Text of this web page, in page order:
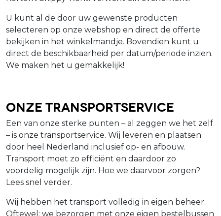
U kunt al de door uw gewenste producten
selecteren op onze webshop en direct de offerte
bekijken in het winkelmandje. Bovendien kunt u
direct de beschikbaarheid per datum/periode inzien.
We maken het u gemakkelijk!
Onze Transportservice
Een van onze sterke punten – al zeggen we het zelf
– is onze transportservice. Wij leveren en plaatsen
door heel Nederland inclusief op- en afbouw.
Transport moet zo efficiënt en daardoor zo
voordelig mogelijk zijn. Hoe we daarvoor zorgen?
Lees snel verder.
Wij hebben het transport volledig in eigen beheer.
Oftewel: we bezorgen met onze eigen bestelbussen